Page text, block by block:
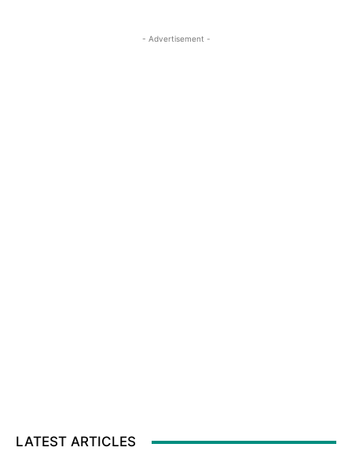
- Advertisement -
LATEST ARTICLES